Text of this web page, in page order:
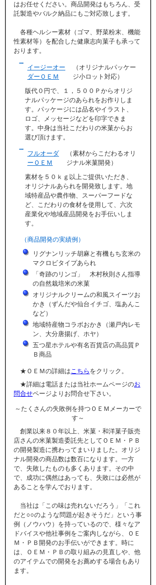
はお任せください。商品開発はもちろん、受
託製造やバルク納品にもご対応致します。
各種ヘルシー素材（ゴマ、野菜粉末、機能
性素材等）を配合した健康志向菓子も承って
おります。
イージーオー
ダーＯＥＭ
（オリジナルパッケー
ジ小ロット対応）
版代０円で、１，５００Ｐからオリジ
ナルパッケージのあられをお作りしま
す。パッケージには品名やイラスト、
ロゴ、メッセージなどを印字できま
す。中身は当社こだわりの米菓からお
選び頂けます。
フルオーダ
ーＯＥＭ
（素材からこだわるオリ
ジナル米菓開発）
素材を５０ｋｇ以上ご提供いただき、
オリジナルあられを開発致します。地
域特産品や農作物、スーパーフードな
ど、こだわりの食材を使用して、六次
産業化や地域産品開発をお手伝いしま
す。
（商品開発の実績例）
リグナンリッチ胡麻と有機もち玄米の
マクロビタイプあられ
「奇跡のリンゴ」 木村秋則さん指導
の自然栽培米の米菓
オリジナルクリームの和風スイーツお
かき（ずんだや仙台イチゴ、塩あんこ
など）
地域特産物コラボおかき（瀬戸内レモ
ン、大分唐揚げ、ホヤ）
五つ星ホテルや有名百貨店の高品質Ｐ
Ｂ商品
★ＯＥＭの詳細はこちら をクリック。
★詳細は電話または当社ホームページのお
問合せページよりお問合せ下さい。
～たくさんの失敗例を持つＯＥＭメーカーで
す～
創業以来８０年以上、米菓・和洋菓子販売
店さんの米菓製造委託先としてＯＥＭ・ＰＢ
の開発製造に携わってまいりました。オリジ
ナル開発の商品数は数百になります。一方
で、失敗したものも多くあります。その中
で、成功に偶然はあっても、失敗には必然が
あることを学んでおります。
当社は「この味は売れないだろう」「これ
だと○○のような問題が起きそうだ」という事
例（ノウハウ）を持っているので、様々なア
ドバイスや他社事例をご案内しながら、ＯＥ
Ｍ・ＰＢ開発のお手伝いができます。時に
は、ＯＥＭ・ＰＢの取り組みの見直しや、他
のアイテムでの開発をお薦めする場合もあり
ます。